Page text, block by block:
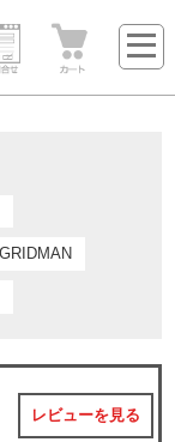
GRIDMAN
レビューを見る